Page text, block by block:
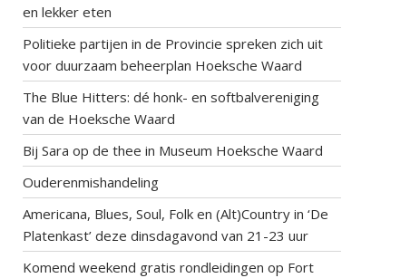
en lekker eten
Politieke partijen in de Provincie spreken zich uit
voor duurzaam beheerplan Hoeksche Waard
The Blue Hitters: dé honk- en softbalvereniging
van de Hoeksche Waard
Bij Sara op de thee in Museum Hoeksche Waard
Ouderenmishandeling
Americana, Blues, Soul, Folk en (Alt)Country in ‘De
Platenkast’ deze dinsdagavond van 21-23 uur
Komend weekend gratis rondleidingen op Fort